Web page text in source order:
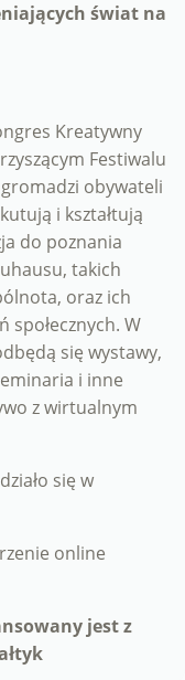
świat na
Kreatywny
Festiwalu
obywateli
i kształtują
do poznania
takich
oraz ich
społecznych. W
się wystawy,
i inne
z wirtualnym
się w
online
jest z